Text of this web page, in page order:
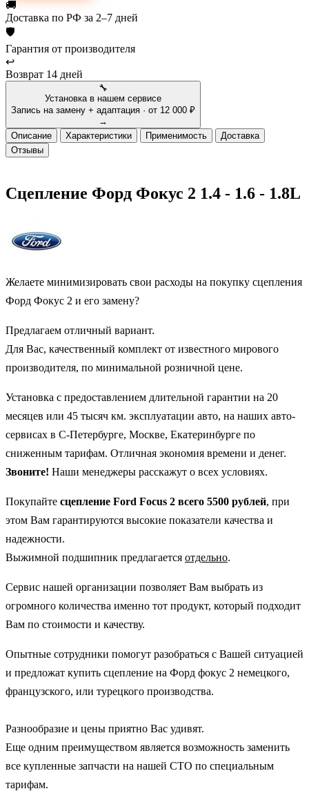
🚚
Доставка по РФ за 2–7 дней
🛡
Гарантия от производителя
↩
Возврат 14 дней
🔧
Установка в нашем сервисе
Запись на замену + адаптация · от 12 000 ₽
→
Описание
Характеристики Применимость
Доставка
Отзывы
Сцепление Форд Фокус 2 1.4 - 1.6 - 1.8L
Желаете минимизировать свои расходы на покупку сцепления
Форд Фокус 2 и его замену?
Предлагаем отличный вариант.
Для Вас, качественный комплект от известного мирового
производителя, по минимальной розничной цене.
Установка с предоставлением длительной гарантии на 20
месяцев или 45 тысяч км. эксплуатации авто, на наших авто-
сервисах в С-Петербурге, Москве, Екатеринбурге по
сниженным тарифам. Отличная экономия времени и денег.
Звоните! Наши менеджеры расскажут о всех условиях.
Покупайте сцепление Ford Focus 2 всего 5500 рублей, при
этом Вам гарантируются высокие показатели качества и
надежности.
Выжимной подшипник предлагается отдельно.
Сервис нашей организации позволяет Вам выбрать из
огромного количества именно тот продукт, который подходит
Вам по стоимости и качеству.
Опытные сотрудники помогут разобраться с Вашей ситуацией
и предложат купить сцепление на Форд фокус 2 немецкого,
французского, или турецкого производства.
Разнообразие и цены приятно Вас удивят.
Еще одним преимуществом является возможность заменить
все купленные запчасти на нашей СТО по специальным
тарифам.